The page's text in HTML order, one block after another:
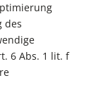
des
6 Abs. 1 lit. f